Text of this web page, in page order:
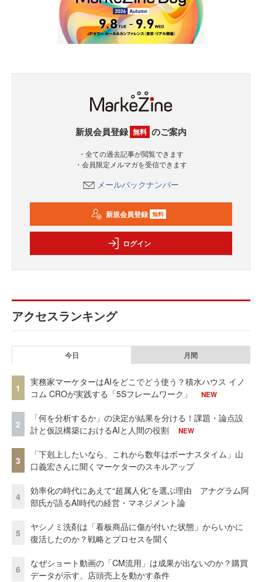
新規会員登録 無料 のご案内
・全ての過去記事が閲覧できます
・会員限定メルマガを受信できます
メールバックナンバー
新規会員登録 無料
ログイン
アクセスランキング
今日 月間
1
実務家マーケターはAIをどこでどう使う？積水ハウス イノ
コム CROが実践する「5Sフレームワーク」
NEW
2
「何を分析するか」の決定が結果を分ける！課題・論点設
計と仮説構築におけるAIと人間の役割
NEW
3
「下剋上したいなら、これから数年はボーナスタイム」山
口義宏さんに聞くマーケターのスキルアップ
4
効率化の時代にあえて“超属人化”を選ぶ理由 アナグラム阿
部氏が語るAI時代の経営・マネジメント論
5
ヤシノミ洗剤は「看板商品に傷が付いた状態」からいかに
復活したのか？戦略とプロセスを聞く
6
なぜショート動画の「CM流用」は成果が出ないのか？購買
データが示す、店頭売上を動かす条件